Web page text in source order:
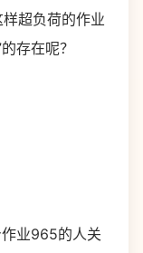
超负荷的作业
存在呢？
业965的人关